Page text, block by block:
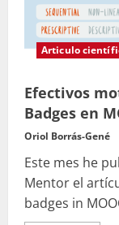
Articulo
Efectivos
Badges en
Oriol Borrás-Gené
Este mes he
Mentor el
badges in